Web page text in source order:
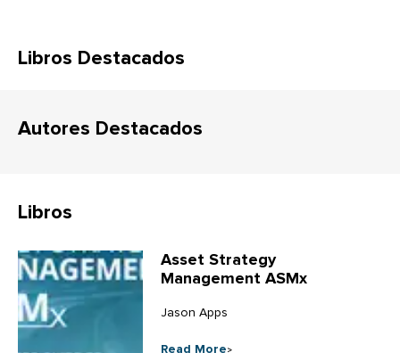
Libros Destacados
Autores Destacados
Libros
Asset Strategy
Management ASMx
Jason Apps